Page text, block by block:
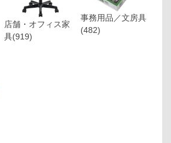
店舗・オフィス家
具(919)
事務用品／文房具
(482)